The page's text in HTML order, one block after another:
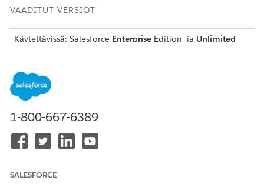
VAADITUT VERSIOT
Käytettävissä: Salesforce Enterprise Edition- ja Unlimited
TARVITTAVAT KÄYTTÖOIKEUDET
Valitse Määritykset-valikosta
Valitse
Kampanja-objekti.
tiedot -osioon
1-800-667-6389
SALESFORCE